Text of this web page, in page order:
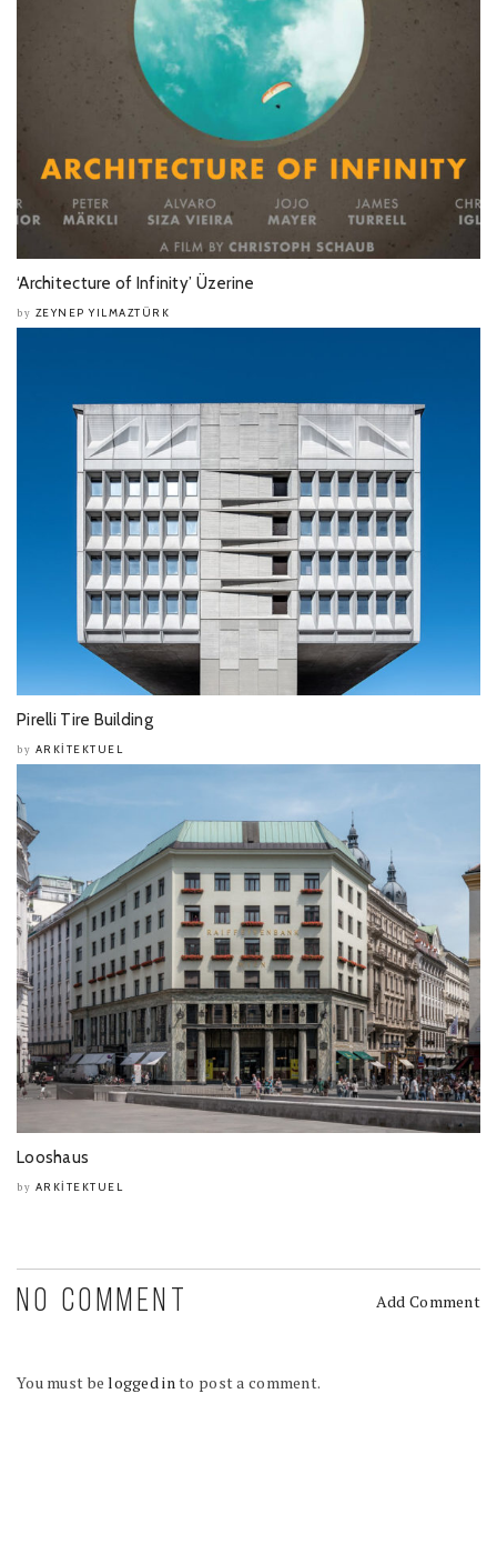
‘Architecture of Infinity’ Üzerine
by ZEYNEP YILMAZTÜRK
Pirelli Tire Building
by ARKITEKTUEL
Looshaus
by ARKITEKTUEL
NO COMMENT Add Comment
You must belogged into post a comment.